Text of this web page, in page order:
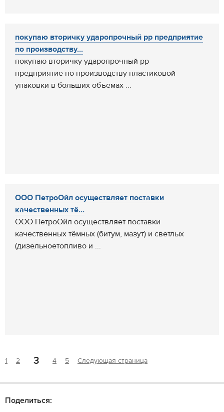
покупаю вторичку ударопрочный pp предприятие
по производству...
покупаю вторичку ударопрочный pp
предприятие по производству пластиковой
упаковки в больших объемах ...
ООО ПетроОйл осуществляет поставки
качественных тё...
ООО ПетроОйл осуществляет поставки
качественных тёмных (битум, мазут) и светлых
(дизельноетопливо и ...
1 2 3 4 5 Следующая страница
Поделиться: